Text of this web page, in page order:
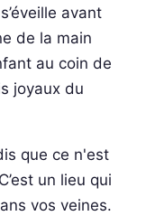
avant
de la main
au coin de
joyaux du
que ce n'est
un lieu qui
vos veines.